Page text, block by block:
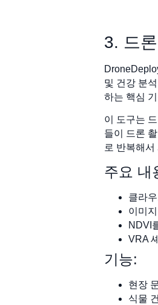
3. 드
및 건강 분
하는 핵심
이 도구는
들이 드론
로 반복해서
주요 내
클라
이미
NDVI
VRA
기능:
현장
식물